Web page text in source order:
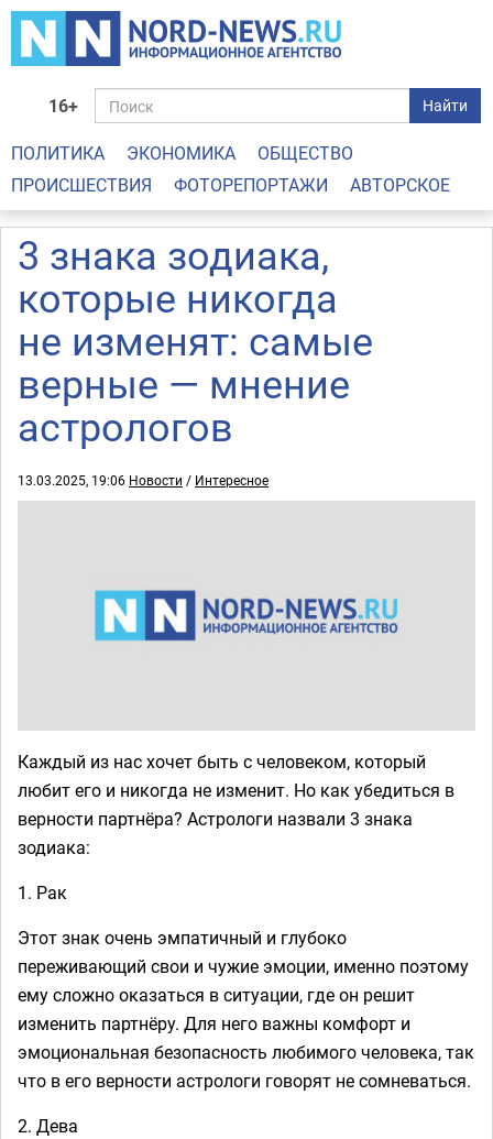
16+ Найти
ПОЛИТИКА ЭКОНОМИКА
ОБЩЕСТВО
ПРОИСШЕСТВИЯ
ФОТОРЕПОРТАЖИ АВТОРСКОЕ
3 знака зодиака,
которые никогда
не изменят: самые
верные — мнение
астрологов
13.03.2025, 19:06 Новости / Интересное
Каждый из нас хочет быть с человеком, который
любит его и никогда не изменит. Но как убедиться в
верности партнёра? Астрологи назвали 3 знака
зодиака:
1. Рак
Этот знак очень эмпатичный и глубоко
переживающий свои и чужие эмоции, именно поэтому
ему сложно оказаться в ситуации, где он решит
изменить партнёру. Для него важны комфорт и
эмоциональная безопасность любимого человека, так
что в его верности астрологи говорят не сомневаться.
2. Дева